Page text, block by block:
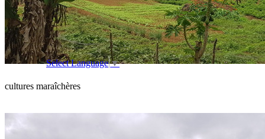
Select Language▼
cultures maraîchères